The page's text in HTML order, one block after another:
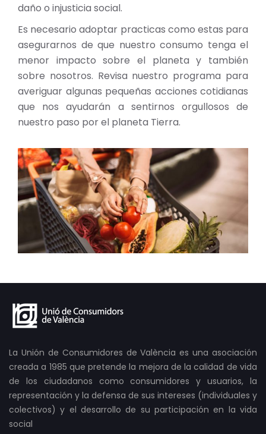
daño o injusticia social.
Es necesario adoptar practicas como estas para
asegurarnos de que nuestro consumo tenga el
menor impacto sobre el planeta y también
sobre nosotros. Revisa nuestro programa para
averiguar algunas pequeñas acciones cotidianas
que nos ayudarán a sentirnos orgullosos de
nuestro paso por el planeta Tierra.
La Unión de Consumidores de València es una asociación
creada a 1985 que pretende la mejora de la calidad de vida
de los ciudadanos como consumidores y usuarios, la
representación y la defensa de sus intereses (individuales y
colectivos) y el desarrollo de su participación en la vida
social